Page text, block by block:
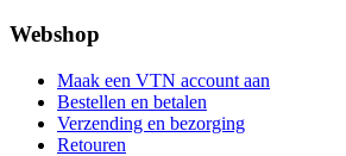
Webshop
Maak een VTN account aan
Bestellen en betalen
Verzending en bezorging
Retouren